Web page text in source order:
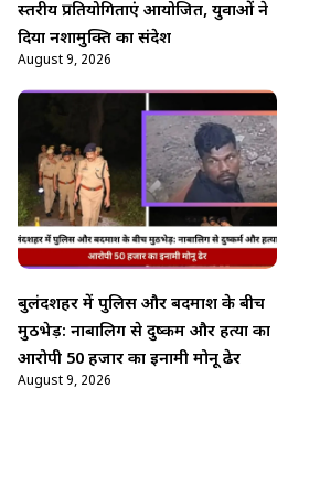
स्तरीय प्रतियोगिताएं आयोजित, युवाओं ने
दिया नशामुक्ति का संदेश
August 9, 2026
बुलंदशहर में पुलिस और बदमाश के बीच
मुठभेड़: नाबालिग से दुष्कर्म और हत्या का
आरोपी 50 हजार का इनामी मोनू ढेर
August 9, 2026